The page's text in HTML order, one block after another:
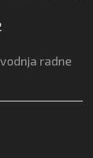
radne